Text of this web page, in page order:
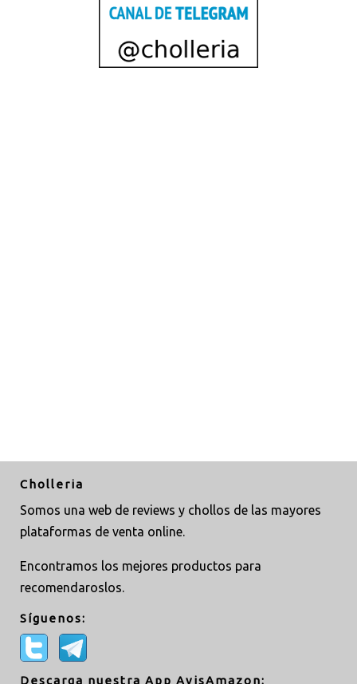
Cholleria
Somos una web de reviews y chollos de las mayores
plataformas de venta online.
Encontramos los mejores productos para
recomendaroslos.
Síguenos:
Descarga nuestra App AvisAmazon: